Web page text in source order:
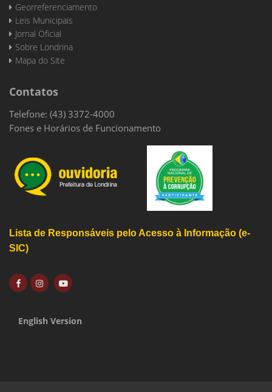
Georreferenciamento
Leis Municipais
Jornal Oficial
Sobre Londrina
Mapa do Site
Contatos
Telefone: (43) 3372-4000
Fones e Horários de Funcionamento
Lista de Responsáveis pelo Acesso à Informação (e-
SIC)
English Version